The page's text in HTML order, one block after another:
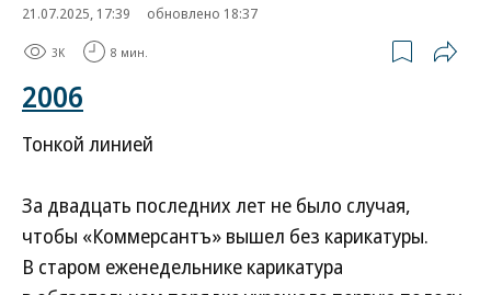
21.07.2025, 17:39
обновлено 18:37
3K 8 мин.
2006
Тонкой линией
За двадцать последних лет не было случая,
чтобы «Коммерсантъ» вышел без карикатуры.
В старом еженедельнике карикатура